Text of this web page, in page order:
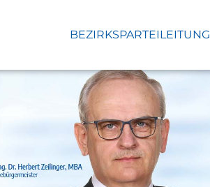
BEZIRKSPARTEILEITUNG